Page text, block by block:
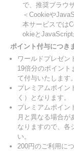
で、推奨ブラウ
＜Cookieや
本サービスでは
okieとJavaScript
ポイント付与につき
ワールドプレゼン
19倍分のポイント
て付与いたします。
プレミアムポイン
く）となります。
プレミアムポイン
月と異なる場合が
なりますので、各
い。
200円のご利用に